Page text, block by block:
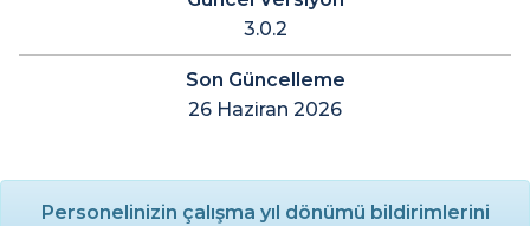
3.0.2
Son Güncelleme
26 Haziran 2026
Personelinizin çalışma yıl dönümü bildirimlerini